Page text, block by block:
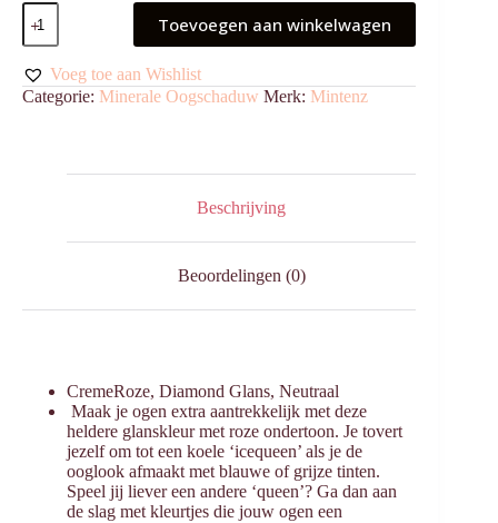
Oogschaduw
Diamond
Ice
Queen
aantal
Toevoegen aan winkelwagen
Voeg toe aan Wishlist
Categorie: Minerale Oogschaduw Merk: Mintenz
Beschrijving
Beoordelingen (0)
CremeRoze, Diamond Glans, Neutraal
Maak je ogen extra aantrekkelijk met deze
heldere glanskleur met roze ondertoon. Je tovert
jezelf om tot een koele ‘icequeen’ als je de
ooglook afmaakt met blauwe of grijze tinten.
Speel jij liever een andere ‘queen’? Ga dan aan
de slag met kleurtjes die jouw ogen een